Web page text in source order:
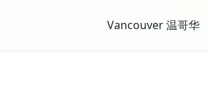
Vancouver 温哥华